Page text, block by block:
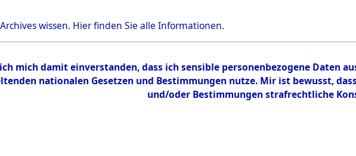
0022 (84614400)
Übergeordnetes
Attempted Identification of
Auswertungs- und
identifizierte Tote nach
wissen. Hierfinden Sie alle Informationen.
mich damit einverstanden, dass ich sensible personenbezogene Daten
nationalen Gesetzen und Bestimmungen nutze. Mir ist bewusst,
und/oder Bestimmungen strafrechtliche